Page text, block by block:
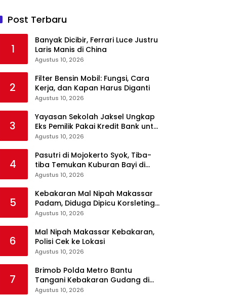
Post Terbaru
1
Banyak Dicibir, Ferrari Luce Justru
Laris Manis di China
Agustus 10, 2026
2
Filter Bensin Mobil: Fungsi, Cara
Kerja, dan Kapan Harus Diganti
Agustus 10, 2026
3
Yayasan Sekolah Jaksel Ungkap
Eks Pemilik Pakai Kredit Bank untuk
Bangun Lapangan Padel
Agustus 10, 2026
4
Pasutri di Mojokerto Syok, Tiba-
tiba Temukan Kuburan Bayi di
Pekarangan Rumah
Agustus 10, 2026
5
Kebakaran Mal Nipah Makassar
Padam, Diduga Dipicu Korsleting
Lampu
Agustus 10, 2026
6
Mal Nipah Makassar Kebakaran,
Polisi Cek ke Lokasi
Agustus 10, 2026
7
Brimob Polda Metro Bantu
Tangani Kebakaran Gudang di
Kosambi
Agustus 10, 2026